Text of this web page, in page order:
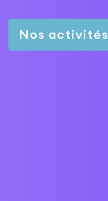
Nos activités